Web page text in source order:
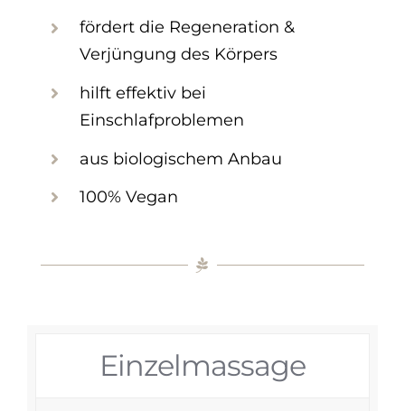
fördert die Regeneration &
Verjüngung des Körpers
hilft effektiv bei
Einschlafproblemen
aus biologischem Anbau
100% Vegan
Einzelmassage